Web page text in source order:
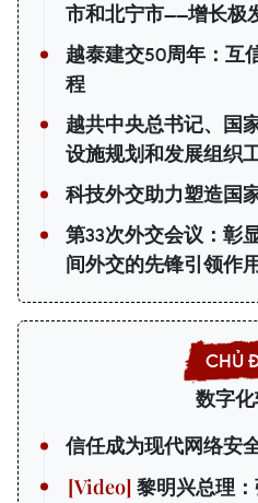
市和北宁市——增长极
越泰建交50周年：互
程
越共中央总书记、国
设施规划和发展组织
科技外交助力塑造国
第33次外交会议：彰
间外交的先锋引领作用
数字
信任成为现代网络安
黎明兴总理